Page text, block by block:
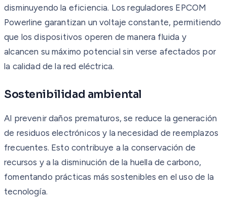
disminuyendo la eficiencia. Los reguladores EPCOM
Powerline garantizan un voltaje constante, permitiendo
que los dispositivos operen de manera fluida y
alcancen su máximo potencial sin verse afectados por
la calidad de la red eléctrica.
Sostenibilidad ambiental
Al prevenir daños prematuros, se reduce la generación
de residuos electrónicos y la necesidad de reemplazos
frecuentes. Esto contribuye a la conservación de
recursos y a la disminución de la huella de carbono,
fomentando prácticas más sostenibles en el uso de la
tecnología.